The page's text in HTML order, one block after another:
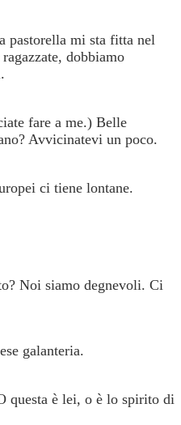
pastorella mi sta fitta nel
dobbiamo
fare a me.) Belle
Avvicinatevi un poco.
ci tiene lontane.
Noi siamo degnevoli. Ci
galanteria.
questa è lei, o è lo spirito di